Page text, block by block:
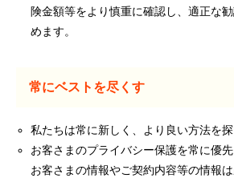
険金額等をより慎重に確認し、適正な
めます。
常にベストを尽くす
私たちは常に新しく、より良い方法を探
お客さまのプライバシー保護を常に優
お客さまの情報やご契約内容等の情報は